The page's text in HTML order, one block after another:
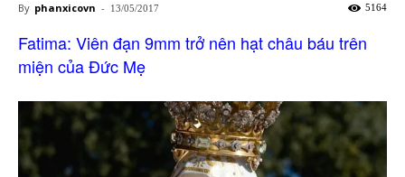
By phanxicovn - 13/05/2017 5164
Fatima: Viên đạn 9mm trở nên hạt châu báu trên
miện của Đức Mẹ